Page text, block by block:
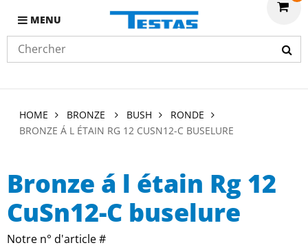
MENU
HOME BRONZE BUSH
RONDE
BRONZE Á L ÉTAIN RG 12 CUSN12-C BUSELURE
Bronze á l étain Rg 12
CuSn12-C buselure
Notre n° d'article #